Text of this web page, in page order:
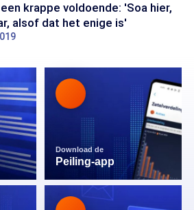
krappe voldoende: 'Soa hier,
alsof dat het enige is'
Download de
Peiling-app